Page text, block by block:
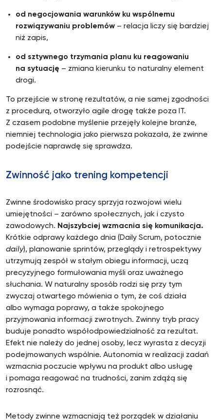
od negocjowania warunków ku wspólnemu
rozwiązywaniu problemów – relacja liczy się bardziej
niż zapis,
od sztywnego trzymania planu ku reagowaniu
na sytuację – zmiana kierunku to naturalny element
drogi.
To przejście w stronę rezultatów, a nie samej zgodności
z procedurą, otworzyło agile drogę także poza IT.
Z czasem podobne myślenie przejęły kolejne branże,
niemniej technologia jako pierwsza pokazała, że zwinne
podejście naprawdę się sprawdza.
Zwinność jako trening kompetencji
Zwinne środowisko pracy sprzyja rozwojowi wielu
umiejętności – zarówno społecznych, jak i czysto
zawodowych. Najszybciej wzmacnia się komunikacja.
Krótkie odprawy każdego dnia (Daily Scrum, potocznie
daily), planowanie sprintów, przeglądy i retrospektywy
utrzymują zespół w stałym obiegu informacji, uczą
precyzyjnego formułowania myśli oraz uważnego
słuchania. W naturalny sposób rodzi się przy tym
zwyczaj otwartego mówienia o tym, że coś działa
albo wymaga poprawy, a także spokojnego
przyjmowania informacji zwrotnych. Zwinny tryb pracy
buduje ponadto współodpowiedzialność za rezultat.
Efekt nie należy do jednej osoby, lecz wyrasta z decyzji
podejmowanych wspólnie. Autonomia w realizacji zadań
wzmacnia poczucie wpływu na produkt albo usługę
i pomaga reagować na trudności, zanim zdążą się
rozrosnąć.
Metody zwinne wzmacniają też porządek w działaniu